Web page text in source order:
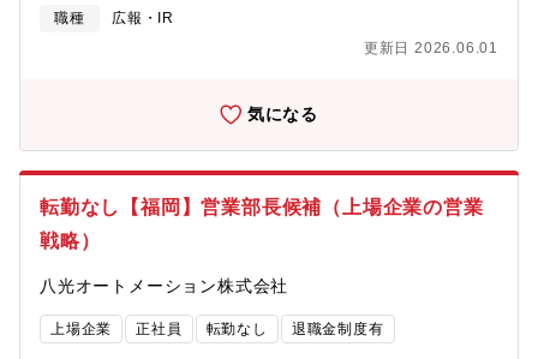
ーショナルエクセレンス株式会社にご入社いただき、パナソニッ
クＩＰマネジメント株式会社に出向となります。※ 待遇条件は、
パナソニック オペレーショナルエクセレンス株式会社と同様です
事業モデル構築と継続的な事業改善・新規事業の管理体制/組織の
職種
広報・IR
更新日 2026.06.01
気になる
転勤なし【福岡】営業部長候補（上場企業の営業
戦略）
八光オートメーション株式会社
上場企業 正社員 転勤なし 退職金制度有